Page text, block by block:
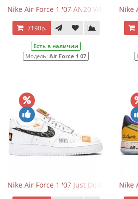
Nike Air Force 1 '07 AN20 White Black
7190р.
Есть в наличии
Модель: Air Force 1 07
Nike
Nike Air Force 1 '07 Just Do It WhiteNike